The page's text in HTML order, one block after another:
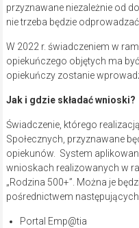
przyznawane niezależnie od
nie trzeba będzie
W 2022 r. świadczeniem w
opiekuńczego objętych ma
opiekuńczy zostanie
Jak i gdzie składać wnioski?
Świadczenie, którego
Społecznych, przyznawane
opiekunów. System
wnioskach realizowanych w
„Rodzina 500+”. Można je
pośrednictwem
Portal Emp@tia